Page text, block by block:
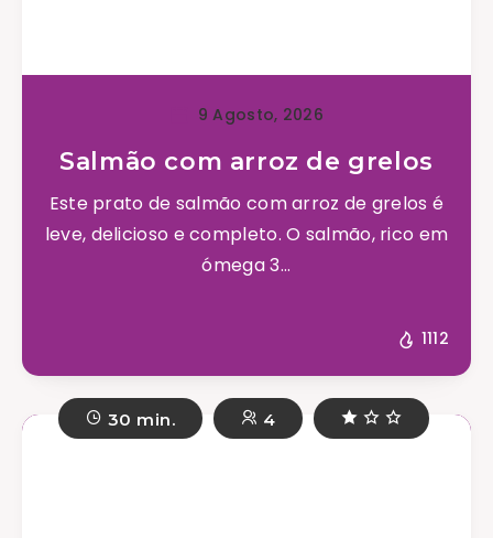
9 Agosto, 2026
Salmão com arroz de grelos
Este prato de salmão com arroz de grelos é
leve, delicioso e completo. O salmão, rico em
ómega 3...
1112
30 min. 4